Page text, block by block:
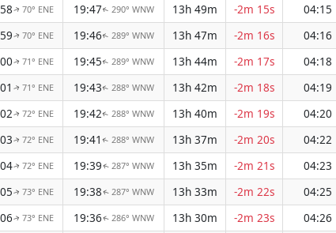
↑70° ENE 19:47↑ 290° WNW 13h 49m -2m 15s 04:15
↑70° ENE 19:46↑ 289° WNW 13h 47m -2m 16s 04:16
↑71° ENE 19:45↑ 289° WNW 13h 44m -2m 17s 04:18
↑71° ENE 19:43↑ 288° WNW 13h 42m -2m 18s 04:19
↑72° ENE 19:42↑ 288° WNW 13h 40m -2m 19s 04:20
↑72° ENE 19:41 ↑ 288° WNW 13h 37m -2m 20s 04:22
↑72° ENE 19:39↑ 287° WNW 13h 35m -2m 21s 04:23
↑73° ENE 19:38↑ 287° WNW 13h 33m -2m 22s 04:25
↑73° ENE 19:36↑ 286° WNW 13h 30m -2m 23s 04:26